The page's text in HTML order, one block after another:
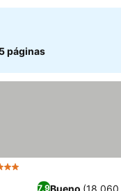
5 páginas
7,9Bueno (18.060